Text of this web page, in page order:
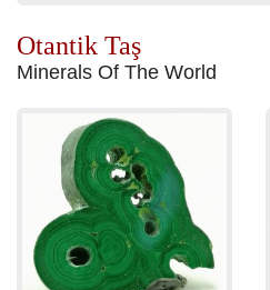
Otantik Taş
Minerals Of The World